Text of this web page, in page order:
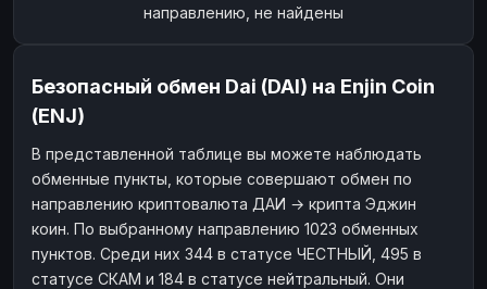
RUB
Райффайзен RUB
ВТБ
Т-Банк RUB
СБЕР
Райффайзен
Т-Банк
ДЕНЕЖНЫЕ ПЕРЕВОДЫ
ЗК USD
WU
ЗК
WU
направлению, не найдены
Безопасный обмен Dai (DAI) на Enjin Coin
(ENJ)
В представленной таблице вы можете наблюдать
обменные пункты, которые совершают обмен по
направлению криптовалюта ДАИ → крипта Эджин
коин. По выбранному направлению 1023 обменных
пунктов. Среди них 344 в статусе ЧЕСТНЫЙ, 495 в
статусе СКАМ и 184 в статусе нейтральный. Они